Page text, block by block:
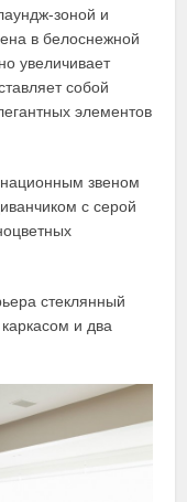
зоной и
в белоснежной
увеличивает
собой
элементов
звеном
с серой
стеклянный
и два